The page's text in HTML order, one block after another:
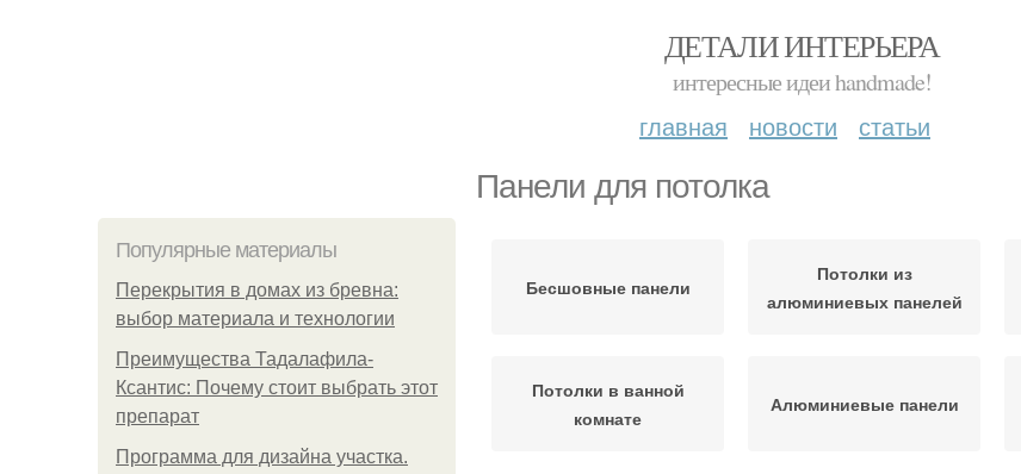
ДЕТАЛИ ИНТЕРЬЕРА
интересные идеи handmade!
главная новости статьи
Панели для потолка
Популярные материалы
Перекрытия в домах из бревна:
выбор материала и технологии
Преимущества Тадалафила-
Ксантис: Почему стоит выбрать этот
препарат
Программа для дизайна участка.
Бесшовные панели
Потолки из
алюминиевых панелей
Потолки в ванной
комнате
Алюминиевые панели